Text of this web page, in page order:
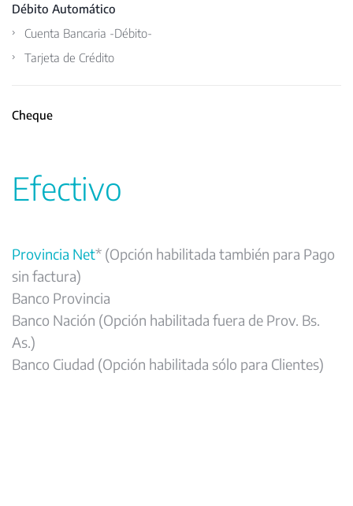
Débito Automático
Cuenta Bancaria -Débito-
Tarjeta de Crédito
Cheque
Efectivo
Provincia Net* (Opción habilitada también para Pago
sin factura)
Banco Provincia
Banco Nación (Opción habilitada fuera de Prov. Bs.
As.)
Banco Ciudad (Opción habilitada sólo para Clientes)